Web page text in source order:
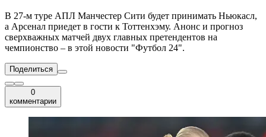
В 27-м туре АПЛ Манчестер Сити будет принимать Ньюкасл,
а Арсенал приедет в гости к Тоттенхэму. Анонс и прогноз
сверхважных матчей двух главных претендентов на
чемпионство – в этой новости "Футбол 24".
Поделиться
0
комментарии